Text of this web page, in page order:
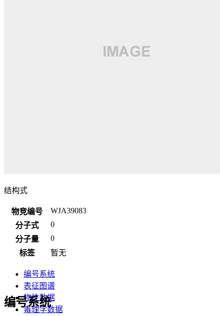
结构式
物竞编号
WJA39083
分子式
0
分子量
0
标签
暂无
编号系统
表征图谱
物性数据
毒理学数据
编号系统